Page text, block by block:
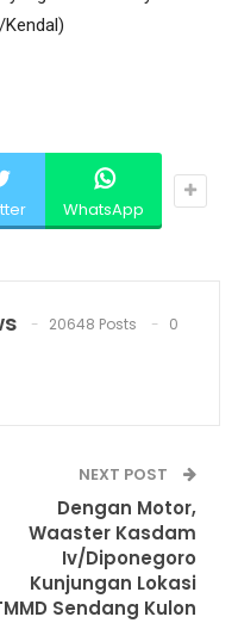
WhatsApp
20648 Posts
0
NEXT POST
Dengan Motor,
Waaster Kasdam
Iv/Diponegoro
Kunjungan Lokasi
Sendang Kulon